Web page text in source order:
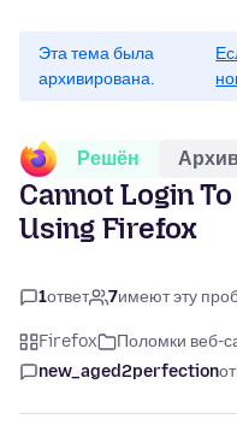
Эта тема была
архивирована.
Решён
Cannot Login
Using Firefox
1ответ 7имеют эту
Firefox Поломки веб-
new_aged2perfection